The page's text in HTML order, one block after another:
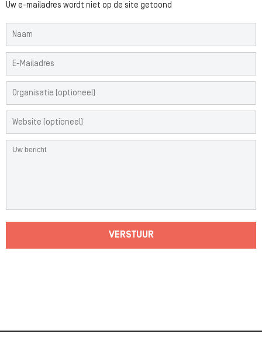
Uw e-mailadres wordt niet op de site getoond
VERSTUUR